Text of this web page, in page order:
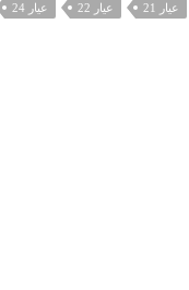
عيار 21
عيار 22 عيار 24